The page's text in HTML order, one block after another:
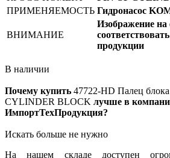
ПРИМЕНЯЕМОСТЬ Гидронасос
ВНИМАНИЕ
Изображение
продукции
В наличии
Почему купить 47722-HD Палец
CYLINDER BLOCK лучше в
ИмпортТехПродукция?
Искать больше не нужно
На нашем складе доступен